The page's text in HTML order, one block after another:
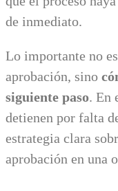
de inmediato.
Lo importante no
aprobación, sino
siguiente paso. En
detienen por falta
estrategia clara
aprobación en una